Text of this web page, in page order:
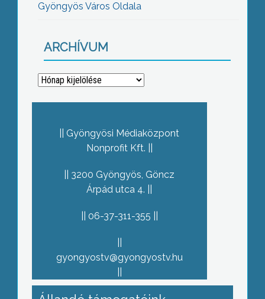
Gyöngyös Város Oldala
ARCHÍVUM
Archívum
Gyöngyösi Médiaközpont
Nonprofit Kft.
3200 Gyöngyös, Göncz
Árpád utca 4.
06-37-311-355
gyongyostv@gyongyostv.hu